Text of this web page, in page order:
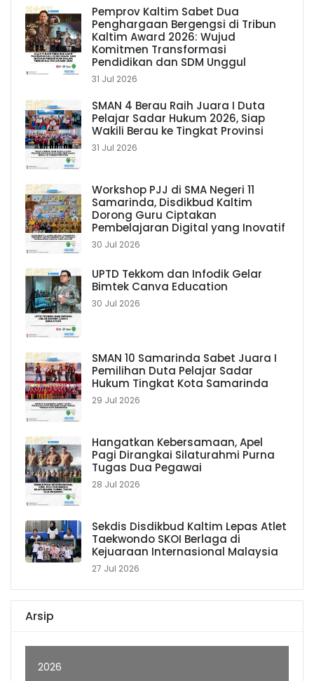
Pemprov Kaltim Sabet Dua
Penghargaan Bergengsi di Tribun
Kaltim Award 2026: Wujud
Komitmen Transformasi
Pendidikan dan SDM Unggul
31 Jul 2026
SMAN 4 Berau Raih Juara I Duta
Pelajar Sadar Hukum 2026, Siap
Wakili Berau ke Tingkat Provinsi
31 Jul 2026
Workshop PJJ di SMA Negeri 11
Samarinda, Disdikbud Kaltim
Dorong Guru Ciptakan
Pembelajaran Digital yang Inovatif
30 Jul 2026
UPTD Tekkom dan Infodik Gelar
Bimtek Canva Education
30 Jul 2026
SMAN 10 Samarinda Sabet Juara I
Pemilihan Duta Pelajar Sadar
Hukum Tingkat Kota Samarinda
29 Jul 2026
Hangatkan Kebersamaan, Apel
Pagi Dirangkai Silaturahmi Purna
Tugas Dua Pegawai
28 Jul 2026
Sekdis Disdikbud Kaltim Lepas Atlet
Taekwondo SKOI Berlaga di
Kejuaraan Internasional Malaysia
27 Jul 2026
Arsip
2026